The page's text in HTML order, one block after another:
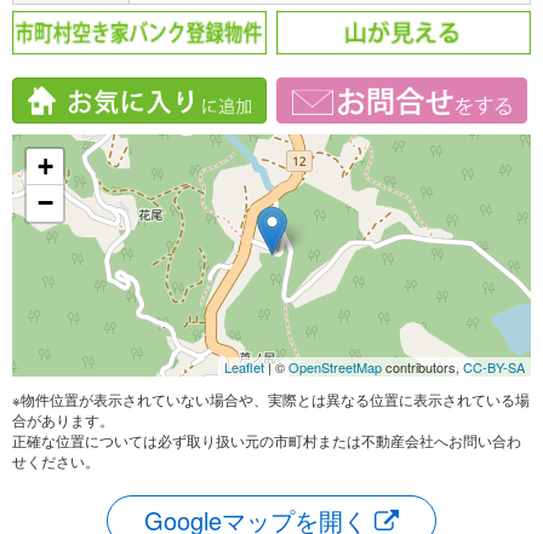
+
−
Leaflet| ©OpenStreetMapcontributors, CC-BY-SA
※物件位置が表示されていない場合や、実際とは異なる位置に表示されている場
合があります。
正確な位置については必ず取り扱い元の市町村または不動産会社へお問い合わ
せください。
Googleマップを開く